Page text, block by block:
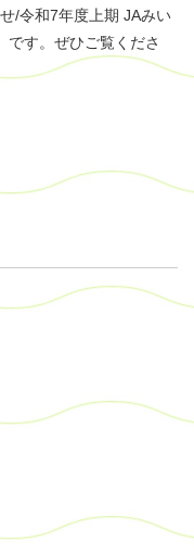
/令和7年度上期 JAみい
です。ぜひご覧くださ